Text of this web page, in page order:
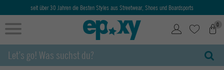
seit über 30 Jahren die Besten Styles aus Streetwear, Shoes und Boardsports
0